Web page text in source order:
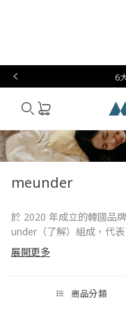
6
meunder
於 2020 年成立的韓國品
under（了解）組成，代
釋，從大自然中就能找到
25 年經驗的專家合作生
展開更多
商品分類